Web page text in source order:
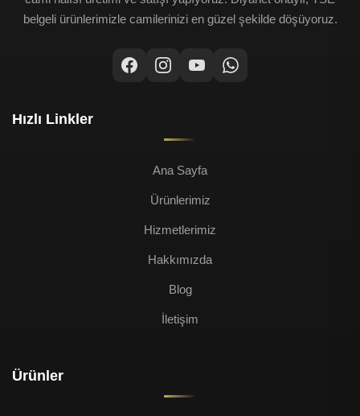
belgeli ürünlerimizle camilerinizi en güzel şekilde döşüyoruz.
Hızlı Linkler
Ana Sayfa
Ürünlerimiz
Hizmetlerimiz
Hakkımızda
Blog
İletişim
Ürünler